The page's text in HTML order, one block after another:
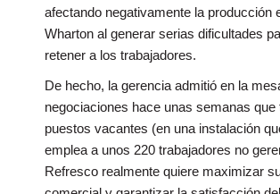
afectando negativamente la producción
Wharton al generar serias dificultades
retener a los trabajadores.
De hecho, la gerencia admitió en la
negociaciones hace unas semanas que
puestos vacantes (en una instalación
emplea a unos 220 trabajadores no
Refresco realmente quiere maximizar